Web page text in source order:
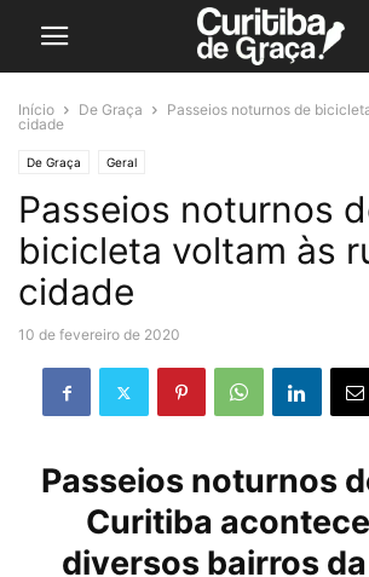
Início De Graça
Passeios noturnos de
cidade
De Graça Geral
Passeios noturnos
bicicleta voltam às
cidade
10 de fevereiro de 2020
Passeios noturnos
Curitiba
diversos bairros